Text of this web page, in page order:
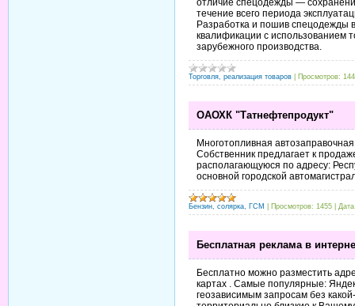
течение всего периода
Разработка и пошив спецодежды
квалификации с использованием
зарубежного производства.
Торговля, реализация товаров Просмотров:
ОАОХК "Татнефтепродукт"
Многотопливная
Собственник предлагает к
располагающуюся по адресу:
основной городской
Бензин, солярка, ГСМ Просмотров: 1455
Бесплатная реклама в
Бесплатно можно разместить
картах . Самые популярные:
геозависимым запросам без